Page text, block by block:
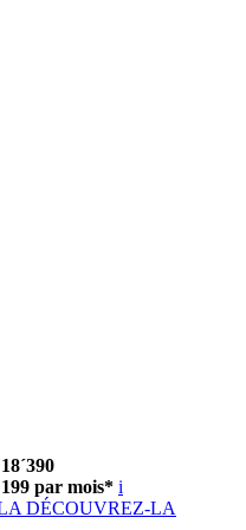
par mois* i
DÉCOUVREZ-LA